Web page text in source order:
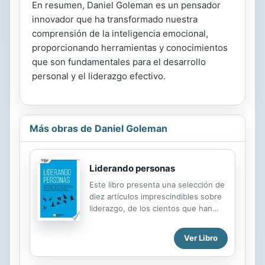
En resumen, Daniel Goleman es un pensador
innovador que ha transformado nuestra
comprensión de la inteligencia emocional,
proporcionando herramientas y conocimientos
que son fundamentales para el desarrollo
personal y el liderazgo efectivo.
Más obras de Daniel Goleman
Liderando personas
Este libro presenta una selección de
diez artículos imprescindibles sobre
liderazgo, de los cientos que han
prestigiosa Universidad de Harvard,
fuente de información de los líderes
de hoy día. Artículos de reconocidos
Ver Libro